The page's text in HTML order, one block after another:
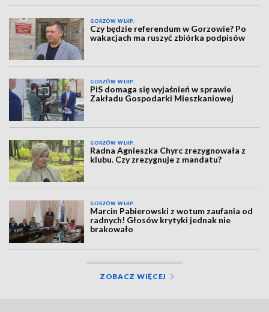
GORZÓW WLKP.
Czy będzie referendum w Gorzowie? Po
wakacjach ma ruszyć zbiórka podpisów
GORZÓW WLKP.
PiS domaga się wyjaśnień w sprawie
Zakładu Gospodarki Mieszkaniowej
GORZÓW WLKP.
Radna Agnieszka Chyrc zrezygnowała z
klubu. Czy zrezygnuje z mandatu?
GORZÓW WLKP.
Marcin Pabierowski z wotum zaufania od
radnych! Głosów krytyki jednak nie
brakowało
ZOBACZ WIĘCEJ